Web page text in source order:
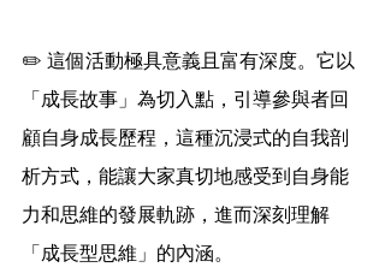
✏️ 這個活動極具意義且富有深度。它以
「成長故事」為切入點，引導參與者回
顧自身成長歷程，這種沉浸式的自我剖
析方式，能讓大家真切地感受到自身能
力和思維的發展軌跡，進而深刻理解
「成長型思維」的內涵。